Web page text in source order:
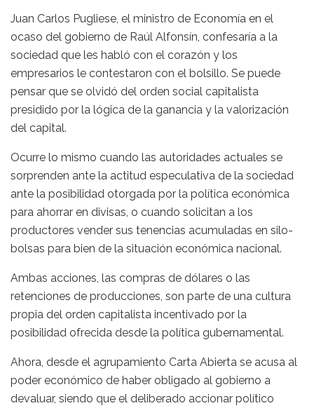
Juan Carlos Pugliese, el ministro de Economía en el
ocaso del gobierno de Raúl Alfonsín, confesaría a la
sociedad que les habló con el corazón y los
empresarios le contestaron con el bolsillo. Se puede
pensar que se olvidó del orden social capitalista
presidido por la lógica de la ganancia y la valorización
del capital.
Ocurre lo mismo cuando las autoridades actuales se
sorprenden ante la actitud especulativa de la sociedad
ante la posibilidad otorgada por la política económica
para ahorrar en divisas, o cuando solicitan a los
productores vender sus tenencias acumuladas en silo-
bolsas para bien de la situación económica nacional.
Ambas acciones, las compras de dólares o las
retenciones de producciones, son parte de una cultura
propia del orden capitalista incentivado por la
posibilidad ofrecida desde la política gubernamental.
Ahora, desde el agrupamiento Carta Abierta se acusa al
poder económico de haber obligado al gobierno a
devaluar, siendo que el deliberado accionar político